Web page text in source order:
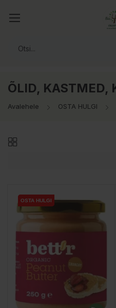
ÕLID, KASTMED,
Avalehele OSTA HULGI
OSTA HULGI
OSTA HULGI